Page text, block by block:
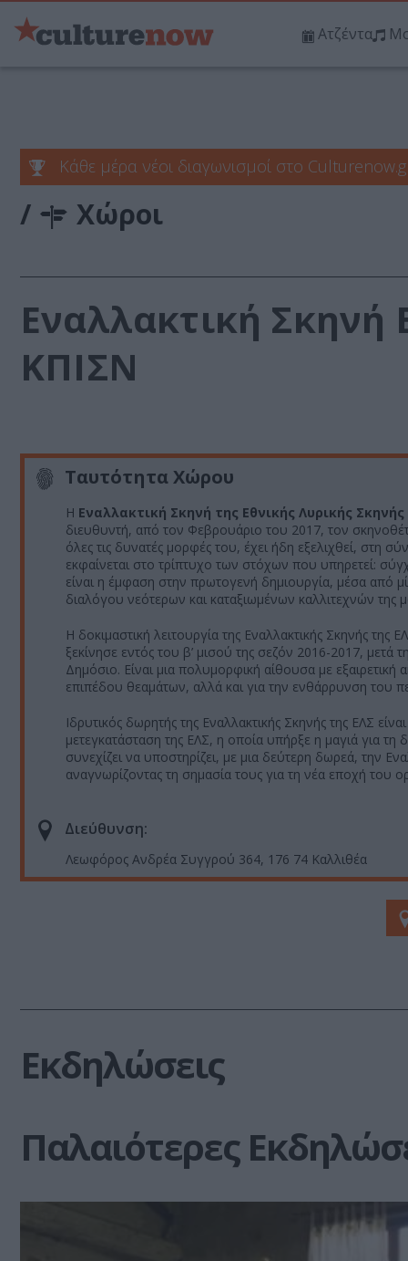
Ατζέντα
Κάθε μέρα νέοι διαγωνισμοί στο
/ Χώροι
Εναλλακτική Σκηνή
ΚΠΙΣΝ
Ταυτότητα Χώρου
H Εναλλακτική Σκηνή της Εθνικής Λυρικής Σκηνής
διευθυντή, από τον Φεβρουάριο του 2017, τον
όλες τις δυνατές μορφές του, έχει ήδη εξελιχθεί, στη
εκφαίνεται στο τρίπτυχο των στόχων που υπηρετεί:
είναι η έμφαση στην πρωτογενή δημιουργία, μέσα από
διαλόγου νεότερων και καταξιωμένων καλλιτεχνών της
Η δοκιμαστική λειτουργία της Εναλλακτικής Σκηνής
ξεκίνησε εντός του β’ μισού της σεζόν 2016-2017,
Δημόσιο. Είναι μια πολυμορφική αίθουσα με
επιπέδου θεαμάτων, αλλά και για την ενθάρρυνση του
Ιδρυτικός δωρητής της Εναλλακτικής Σκηνής της ΕΛΣ
μετεγκατάσταση της ΕΛΣ, η οποία υπήρξε η μαγιά για
συνεχίζει να υποστηρίζει, με μια δεύτερη δωρεά, την
αναγνωρίζοντας τη σημασία τους για τη νέα εποχή του
Διεύθυνση:
Λεωφόρος Ανδρέα Συγγρού 364, 176 74 Καλλιθέα
Εκδηλώσεις
Παλαιότερες